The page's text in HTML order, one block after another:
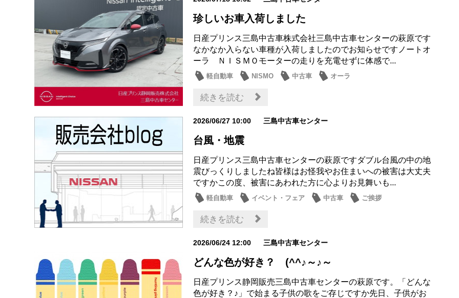
珍しいお車入荷しました
日産プリンス三島中古車株式会社三島中古車センターの萩原です
なかなか入らない車種が入荷しましたのでお知らせですノートオ
ーラ ＮＩＳＭＯモーターの走りを充電せずに体感で...
軽自動車 NISMO 中古車 オーラ
続きを読む
2026/06/27 10:00 三島中古車センター
台風・地震
日産プリンス三島中古車センターの萩原ですダブル台風の中の地
震びっくりしましたね皆様はお怪我やお住まいへの被害は大丈夫
ですかこの度、被害にあわれた方に心よりお見舞いも...
軽自動車 イベント・フェア 中古車
ご挨拶
話題の情報
続きを読む
2026/06/24 12:00 三島中古車センター
どんな色が好き？ (^^♪～♪～
日産プリンス静岡販売三島中古車センターの萩原です。「どんな
色が好き？♪」で始まる子供の歌をご存じですか先日、子供がお